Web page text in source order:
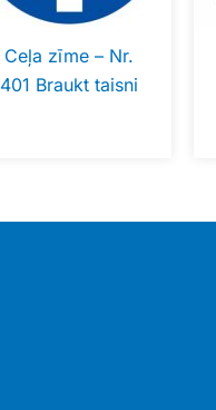
Ceļa zīme – Nr.
401 Braukt taisni